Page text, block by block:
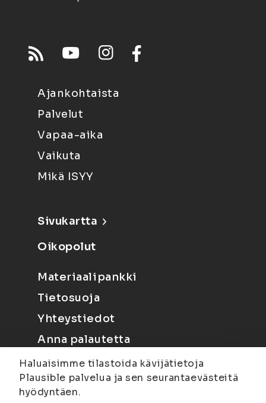
Ajankohtaista
Palvelut
Vapaa-aika
Vaikuta
Mikä ISYY
Sivukartta
Oikopolut
Materiaalipankki
Tietosuoja
Yhteystiedot
Anna palautetta
Haluaisimme tilastoida kävijätietoja
Plausible palvelua ja sen seurantaevästeitä
hyödyntäen.